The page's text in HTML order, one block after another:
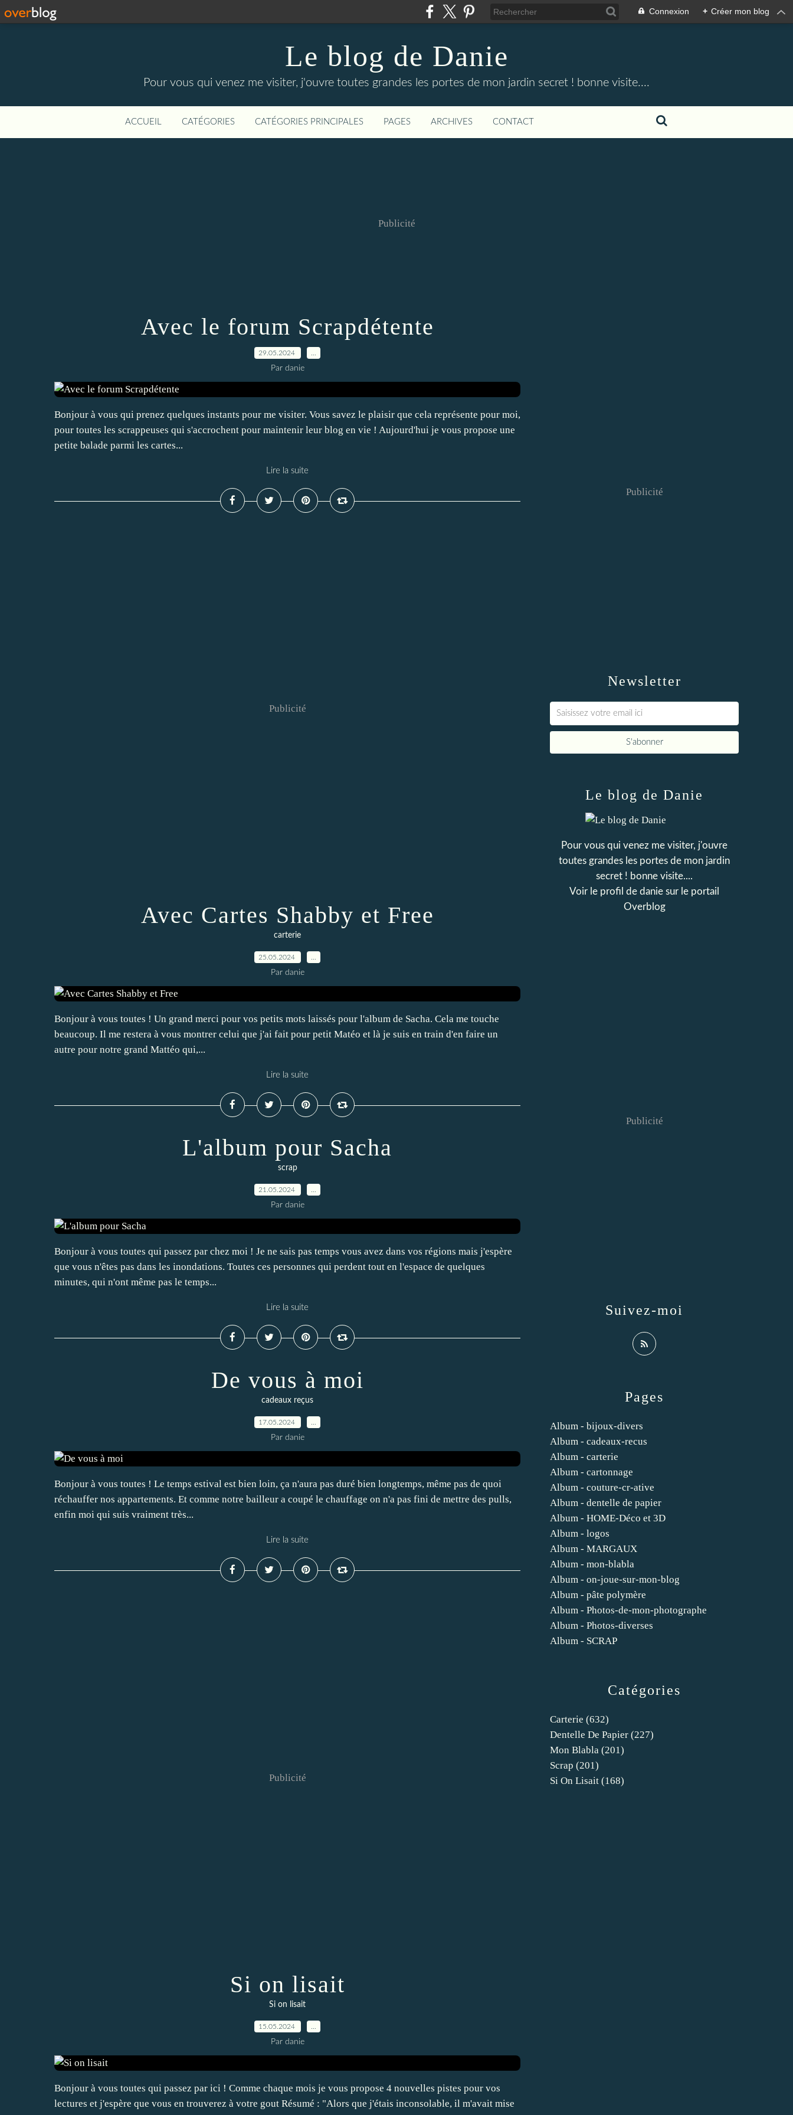
Connexion + Créer mon blog
Le blog de Danie
Pour vous qui venez me visiter, j'ouvre toutes grandes les portes de mon jardin secret ! bonne visite....
ACCUEIL CATÉGORIES CATÉGORIES PRINCIPALES PAGES ARCHIVES CONTACT
Publicité
Avec le forum Scrapdétente
29.05.2024
Par danie
Bonjour à vous qui prenez quelques instants pour me visiter. Vous savez le plaisir que cela représente pour moi,
pour toutes les scrappeuses qui s'accrochent pour maintenir leur blog en vie ! Aujourd'hui je vous propose une
petite balade parmi les cartes...
Lire la suite
Publicité
Avec Cartes Shabby et Free
carterie
25.05.2024
Par danie
Bonjour à vous toutes ! Un grand merci pour vos petits mots laissés pour l'album de Sacha. Cela me touche
beaucoup. Il me restera à vous montrer celui que j'ai fait pour petit Matéo et là je suis en train d'en faire un
autre pour notre grand Mattéo qui,...
Lire la suite
L'album pour Sacha
scrap
21.05.2024
Par danie
Bonjour à vous toutes qui passez par chez moi ! Je ne sais pas temps vous avez dans vos régions mais j'espère
que vous n'êtes pas dans les inondations. Toutes ces personnes qui perdent tout en l'espace de quelques
minutes, qui n'ont même pas le temps...
Lire la suite
De vous à moi
cadeaux reçus
17.05.2024
Par danie
Bonjour à vous toutes ! Le temps estival est bien loin, ça n'aura pas duré bien longtemps, même pas de quoi
réchauffer nos appartements. Et comme notre bailleur a coupé le chauffage on n'a pas fini de mettre des pulls,
enfin moi qui suis vraiment très...
Lire la suite
Publicité
Si on lisait
Si on lisait
15.05.2024
Par danie
Bonjour à vous toutes qui passez par ici ! Comme chaque mois je vous propose 4 nouvelles pistes pour vos
lectures et j'espère que vous en trouverez à votre gout Résumé : "Alors que j'étais inconsolable, il m'avait mise
Newsletter
Publicité
Catégories
Carterie (632)
Dentelle De Papier (227)
Mon Blabla (201)
Scrap (201)
Si On Lisait (168)
Pages
Album - bijoux-divers
Album - cadeaux-recus
Album - carterie
Album - cartonnage
Album - couture-cr-ative
Album - dentelle de papier
Album - HOME-Déco et 3D
Album - logos
Album - MARGAUX
Album - mon-blabla
Album - on-joue-sur-mon-blog
Album - pâte polymère
Album - Photos-de-mon-photographe
Album - Photos-diverses
Album - SCRAP
Le blog de Danie
Pour vous qui venez me visiter, j'ouvre
toutes grandes les portes de mon jardin
secret ! bonne visite....
Voir le profil de danie sur le portail
Overblog
Suivez-moi
Publicité